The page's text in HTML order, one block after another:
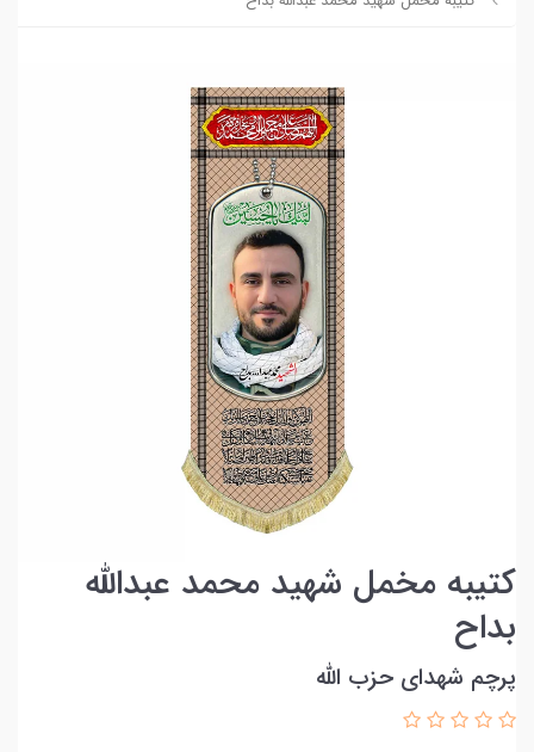
کتیبه مخمل شهید محمد عبدالله
بداح
پرچم شهدای حزب الله